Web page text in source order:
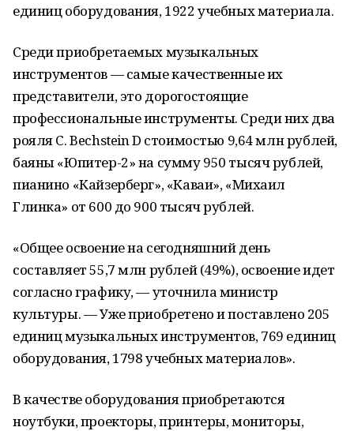
единиц оборудования, 1922 учебных материала.
Среди приобретаемых музыкальных
инструментов — самые качественные их
представители, это дорогостоящие
профессиональные инструменты. Среди них два
рояля C. Bechstein D стоимостью 9,64 млн рублей,
баяны «Юпитер-2» на сумму 950 тысяч рублей,
пианино «Кайзерберг», «Каваи», «Михаил
Глинка» от 600 до 900 тысяч рублей.
«Общее освоение на сегодняшний день
составляет 55,7 млн рублей (49%), освоение идет
согласно графику, — уточнила министр
культуры. — Уже приобретено и поставлено 205
единиц музыкальных инструментов, 769 единиц
оборудования, 1798 учебных материалов».
В качестве оборудования приобретаются
ноутбуки, проекторы, принтеры, мониторы,